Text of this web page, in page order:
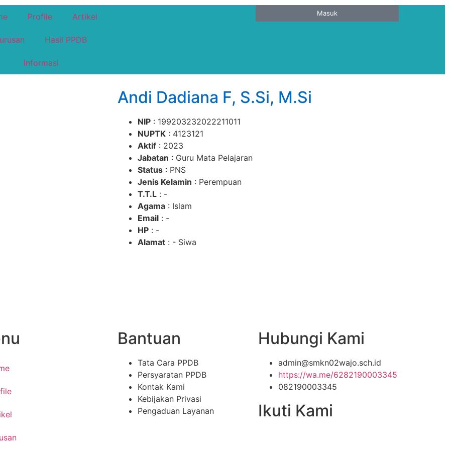
Profile Artikel
Hasil PPDB
Informasi
Masuk
Andi Dadiana F, S.Si, M.Si
NIP : 199203232022211011
NUPTK : 4123121
Aktif : 2023
Jabatan : Guru Mata Pelajaran
Status : PNS
Jenis Kelamin : Perempuan
T.T.L : -
Agama : Islam
Email : -
HP : -
Alamat : - Siwa
Bantuan
Tata Cara PPDB
Persyaratan PPDB
Kontak Kami
Kebijakan Privasi
Pengaduan Layanan
Hubungi Kami
admin@smkn02wajo.sch.id
https://wa.me/6282190003345
082190003345
Ikuti Kami